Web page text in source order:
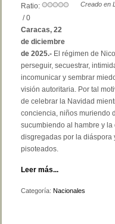
Creado en
Ratio:
/ 0
Caracas, 22
de diciembre
de 2025.- El régimen de
perseguir, secuestrar,
incomunicar y sembrar
visión autoritaria. Por tal
de celebrar la Navidad
conciencia, niños muriendo
sucumbiendo al hambre y
disgregadas por la diáspora
pisoteados.
Leer más...
Categoría: Nacionales